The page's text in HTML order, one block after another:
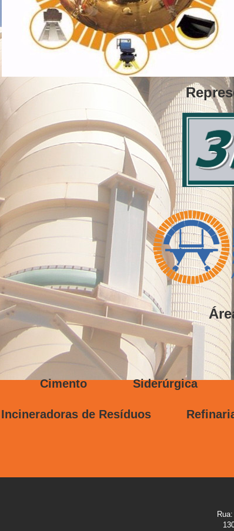
Cimento Siderúrgica
Incineradoras de Resíduos